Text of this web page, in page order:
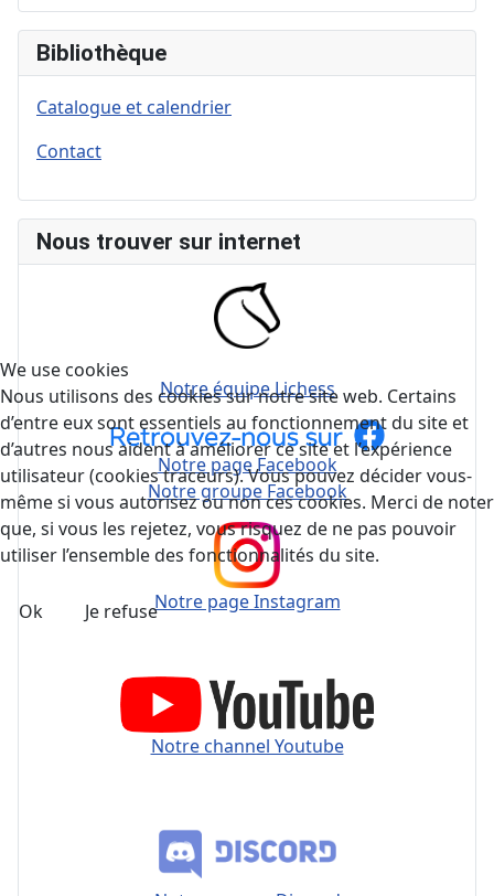
Bibliothèque
Catalogue et calendrier
Contact
Nous trouver sur internet
Notre équipe Lichess
Notre page Facebook
Notre groupe Facebook
Notre page Instagram
Notre channel Youtube
We use cookies
Nous utilisons des cookies sur notre site web. Certains
d’entre eux sont essentiels au fonctionnement du site et
d’autres nous aident à améliorer ce site et l’expérience
utilisateur (cookies traceurs). Vous pouvez décider vous-
même si vous autorisez ou non ces cookies. Merci de noter
que, si vous les rejetez, vous risquez de ne pas pouvoir
utiliser l’ensemble des fonctionnalités du site.
Ok Je refuse